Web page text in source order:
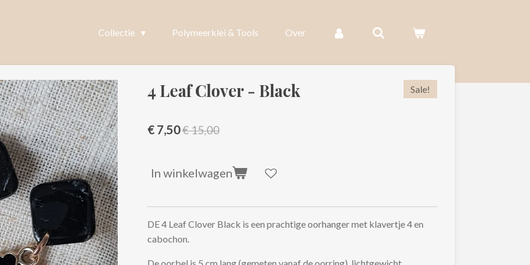
Collectie Polymeerklei & Tools Over
4 Leaf Clover - Black Sale!
€ 7,50€ 15,00
In winkelwagen
DE 4 Leaf Clover Black is een prachtige oorhanger met klavertje 4 en
cabochon.